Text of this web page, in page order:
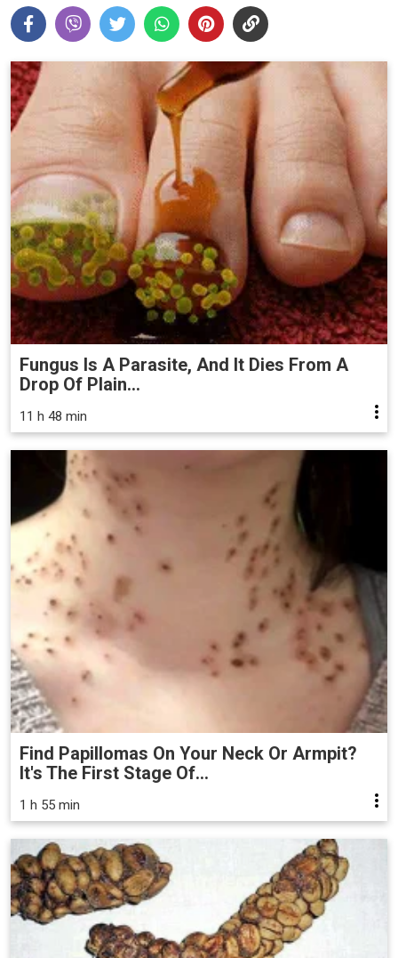
Fungus Is A Parasite, And It Dies From A
Drop Of Plain...
11 h 48 min
Find Papillomas On Your Neck Or Armpit?
It's The First Stage Of...
1 h 55 min